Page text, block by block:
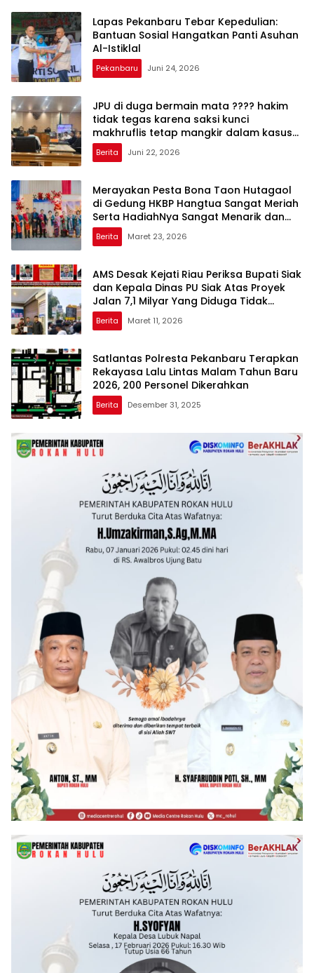
Lapas Pekanbaru Tebar Kepedulian:
Bantuan Sosial Hangatkan Panti Asuhan
Al-Istiklal
Pekanbaru Juni 24, 2026
JPU di duga bermain mata ???? hakim
tidak tegas karena saksi kunci
makhruflis tetap mangkir dalam kasus
korupsi SPRH rohil
Berita Juni 22, 2026
Merayakan Pesta Bona Taon Hutagaol
di Gedung HKBP Hangtua Sangat Meriah
Serta HadiahNya Sangat Menarik dan
Bagus
Berita Maret 23, 2026
AMS Desak Kejati Riau Periksa Bupati Siak
dan Kepala Dinas PU Siak Atas Proyek
Jalan 7,1 Milyar Yang Diduga Tidak
Sesuai Spek Standar SNI
Berita Maret 11, 2026
Satlantas Polresta Pekanbaru Terapkan
Rekayasa Lalu Lintas Malam Tahun Baru
2026, 200 Personel Dikerahkan
Berita Desember 31, 2025